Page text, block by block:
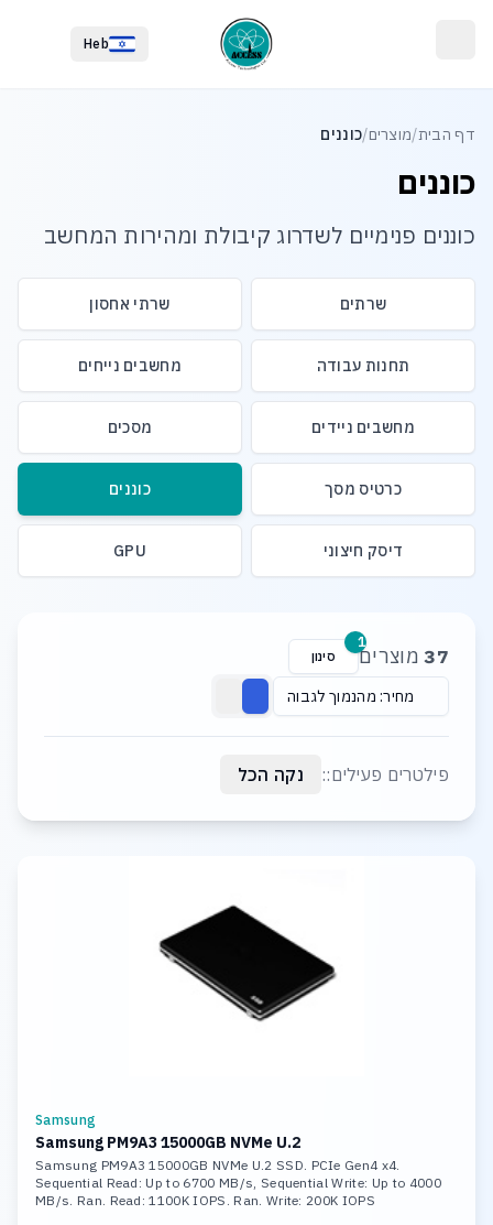
Heb
דף הבית/מוצרים/כוננים
כוננים
כוננים פנימיים לשדרוג קיבולת ומהירות המחשב
שרתים שרתי אחסון
תחנות עבודה מחשבים נייחים
מחשבים ניידים מסכים
כרטיס מסך כוננים
דיסק חיצוני GPU
37מוצרים סינון
1
מחיר: מהנמוך לגבוה
פילטרים פעילים:: נקה הכל
Samsung
Samsung PM9A3 15000GB NVMe U.2
Samsung PM9A3 15000GB NVMe U.2 SSD. PCIe Gen4 x4.
Sequential Read: Up to 6700 MB/s, Sequential Write: Up to 4000
MB/s. Ran. Read: 1100K IOPS. Ran. Write: 200K IOPS